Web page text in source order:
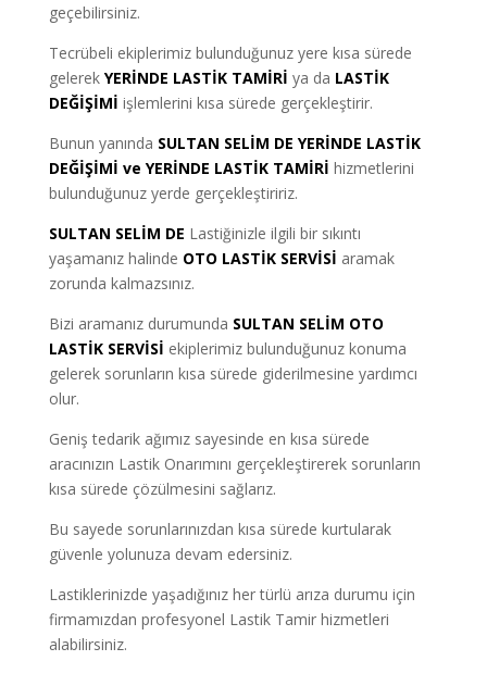
geçebilirsiniz.
Tecrübeli ekiplerimiz bulunduğunuz yere kısa sürede
gelerek YERİNDE LASTİK TAMİRİ ya da LASTİK
DEĞİŞİMİ işlemlerini kısa sürede gerçekleştirir.
Bunun yanında SULTAN SELİM DE YERİNDE LASTİK
DEĞİŞİMİ ve YERİNDE LASTİK TAMİRİ hizmetlerini
bulunduğunuz yerde gerçekleştiririz.
SULTAN SELİM DE Lastiğinizle ilgili bir sıkıntı
yaşamanız halinde OTO LASTİK SERVİSİ aramak
zorunda kalmazsınız.
Bizi aramanız durumunda SULTAN SELİM OTO
LASTİK SERVİSİ ekiplerimiz bulunduğunuz konuma
gelerek sorunların kısa sürede giderilmesine yardımcı
olur.
Geniş tedarik ağımız sayesinde en kısa sürede
aracınızın Lastik Onarımını gerçekleştirerek sorunların
kısa sürede çözülmesini sağlarız.
Bu sayede sorunlarınızdan kısa sürede kurtularak
güvenle yolunuza devam edersiniz.
Lastiklerinizde yaşadığınız her türlü arıza durumu için
firmamızdan profesyonel Lastik Tamir hizmetleri
alabilirsiniz.